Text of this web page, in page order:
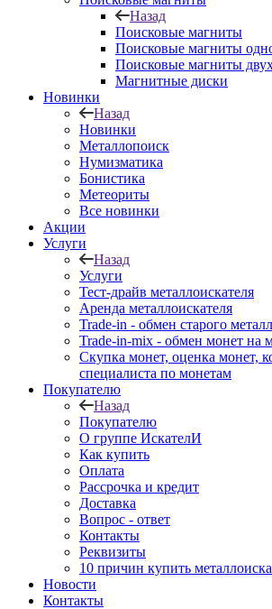
Назад
Поисковые магниты
Поисковые магниты
Поисковые магниты
Магнитные диски
Новинки
Назад
Новинки
Металлопоиск
Нумизматика
Бонистика
Метеориты
Все новинки
Акции
Услуги
Назад
Услуги
Тест-драйв металлоискателя
Аренда металлоискателя
Trade-in - обмен старого
Trade-in-mix - обмен монет на
Скупка монет, оценка монет,
специалиста по монетам
Покупателю
Назад
Покупателю
О группе ИскателИ
Как купить
Оплата
Рассрочка и кредит
Доставка
Вопрос - ответ
Контакты
Реквизиты
10 причин купить
Новости
Контакты